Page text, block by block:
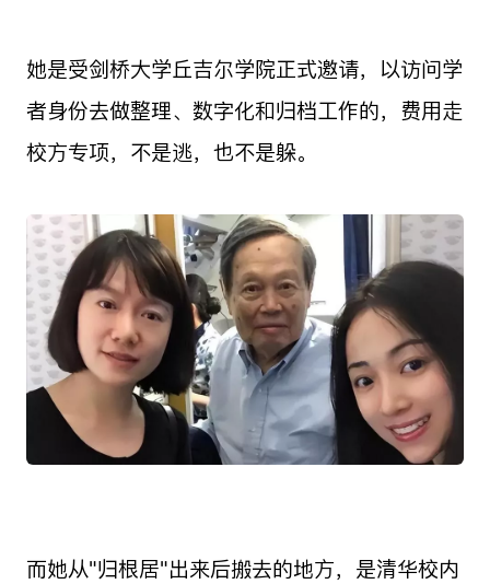
她是受剑桥大学丘吉尔学院正式邀请，以访问学
者身份去做整理、数字化和归档工作的，费用走
校方专项，不是逃，也不是躲。
而她从"归根居"出来后搬去的地方，是清华校内